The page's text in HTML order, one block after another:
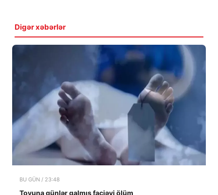
Digər xəbərlər
BU GÜN / 23:48
Toyuna günlər qalmış faciəvi ölüm